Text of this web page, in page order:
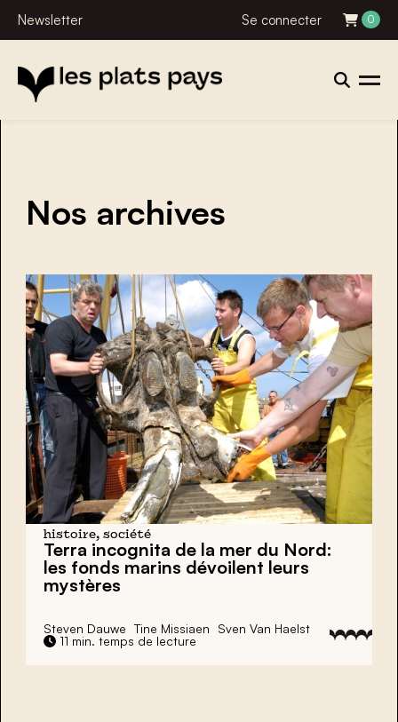
Newsletter Se connecter 0
Nos archives
histoire, société
Terra incognita de la mer du Nord:
les fonds marins dévoilent leurs
mystères
Steven Dauwe Tine Missiaen
Sven Van Haelst
11 min. temps de lecture